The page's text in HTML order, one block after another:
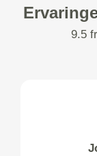
9.5